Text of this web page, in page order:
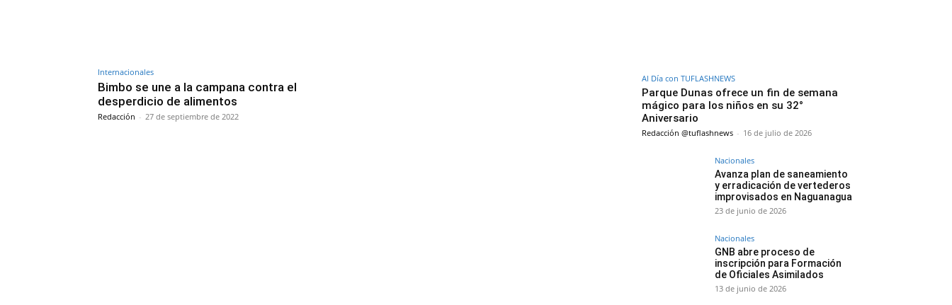
Internacionales
Bimbo se une a la campana contra el
desperdicio de alimentos
Redacción - 27 de septiembre de 2022
Al Día con TUFLASHNEWS
Parque Dunas ofrece un fin de semana
mágico para los niños en su 32°
Aniversario
Redacción @tuflashnews - 16 de julio de 2026
Nacionales
Avanza plan de saneamiento
y erradicación de vertederos
improvisados en Naguanagua
23 de junio de 2026
Nacionales
GNB abre proceso de
inscripción para Formación
de Oficiales Asimilados
13 de junio de 2026